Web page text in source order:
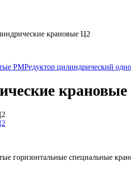
крановые Ц2
РМРедуктор цилиндрический
горизонтальные специальные